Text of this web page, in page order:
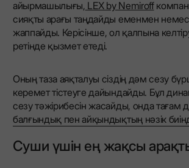
айырмашылығы, LEX by Nemiroff
сияқты арағы таңдайды еменмен
жаппайды. Керісінше, ол қалпына
ретінде қызмет етеді.
Оның таза аяқталуы сіздің дәм сезу
керемет тістеуге дайындайды. Бұл
сезу тәжірибесін жасайды, онда тағам
балғындық пен айқындықтың нәзік
Суши үшін ең жақсы